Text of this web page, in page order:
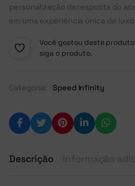
personalização da resposta do
em uma experiência única de
Você gostou deste
siga o produto.
Categoria: Speed Infinity
Descrição